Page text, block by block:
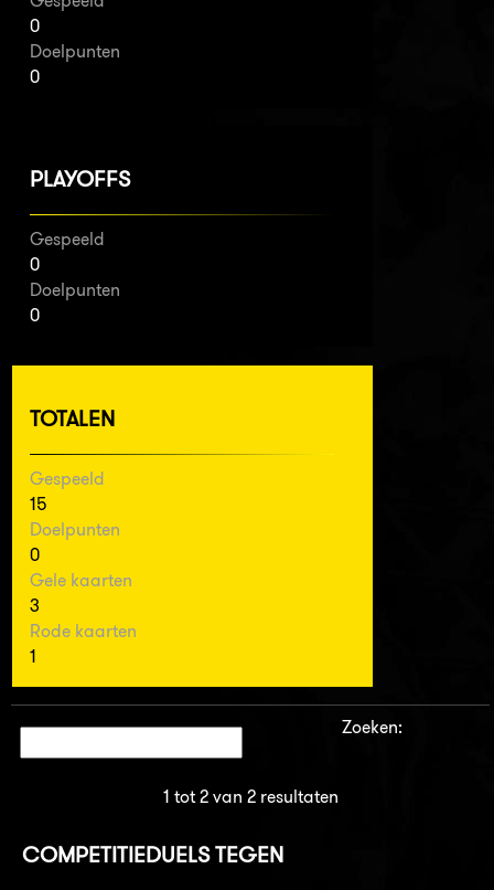
0
Doelpunten
0
PLAYOFFS
Gespeeld
0
Doelpunten
0
TOTALEN
Gespeeld
15
Doelpunten
0
Gele kaarten
3
Rode kaarten
1
Zoeken:
1 tot 2 van 2 resultaten
COMPETITIEDUELS TEGEN